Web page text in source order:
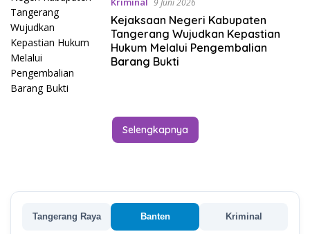
9 Juni 2026
Kejaksaan Negeri Kabupaten
Tangerang Wujudkan Kepastian
Hukum Melalui Pengembalian
Barang Bukti
Selengkapnya
Tangerang Raya Banten Kriminal